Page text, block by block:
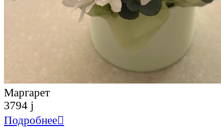
Маргарет
3794 j
Подробнее